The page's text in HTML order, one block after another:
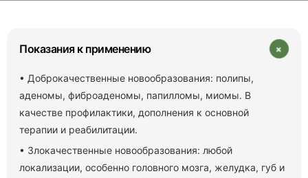
Показания к применению +
• Доброкачественные новообразования: полипы,
аденомы, фиброаденомы, папилломы, миомы. В
качестве профилактики, дополнения к основной
терапии и реабилитации.
• Злокачественные новообразования: любой
локализации, особенно головного мозга, желудка, губ и